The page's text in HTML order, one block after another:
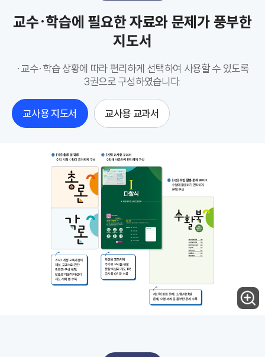
교수·학습에 필요한 자료와 문제가 풍부한
지도서
·교수·학습 상황에 따라 편리하게 선택하여 사용할 수 있도록
3권으로 구성하였습니다.
교사용 지도서 교사용 교과서